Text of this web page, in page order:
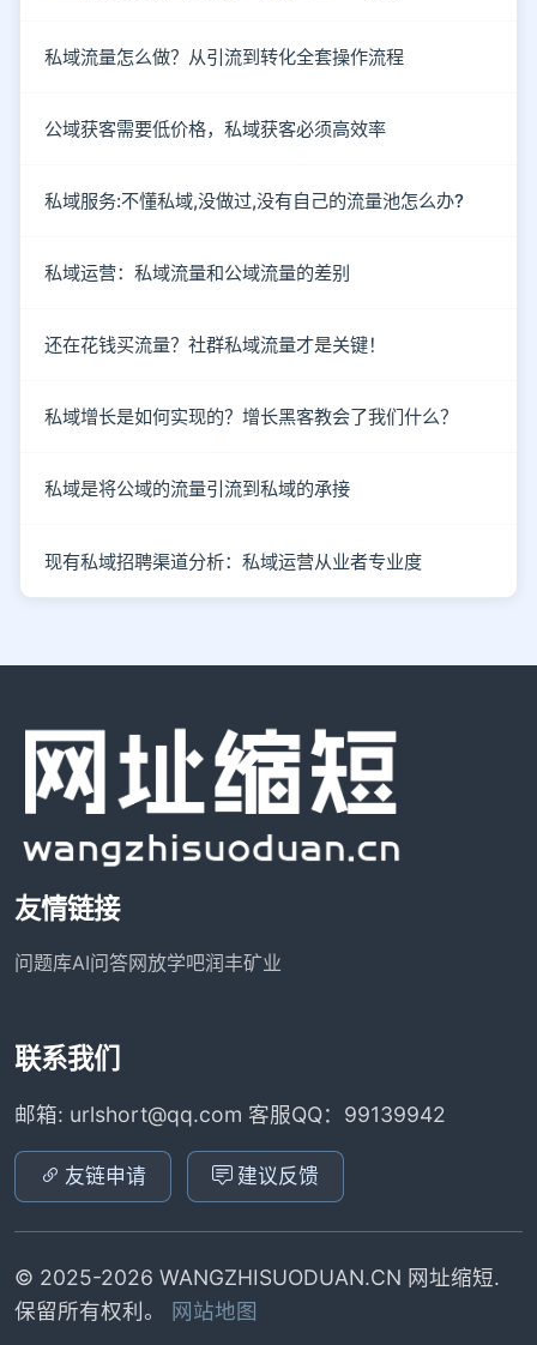
私域流量怎么做？从引流到转化全套操作流程
公域获客需要低价格，私域获客必须高效率
私域服务:不懂私域,没做过,没有自己的流量池怎么办?
私域运营：私域流量和公域流量的差别
还在花钱买流量？社群私域流量才是关键！
私域增长是如何实现的？增长黑客教会了我们什么？
私域是将公域的流量引流到私域的承接
现有私域招聘渠道分析：私域运营从业者专业度
友情链接
问题库AI问答网放学吧润丰矿业
联系我们
邮箱: urlshort@qq.com 客服QQ：99139942
友链申请 建议反馈
© 2025-2026 WANGZHISUODUAN.CN 网址缩短.
保留所有权利。
网站地图